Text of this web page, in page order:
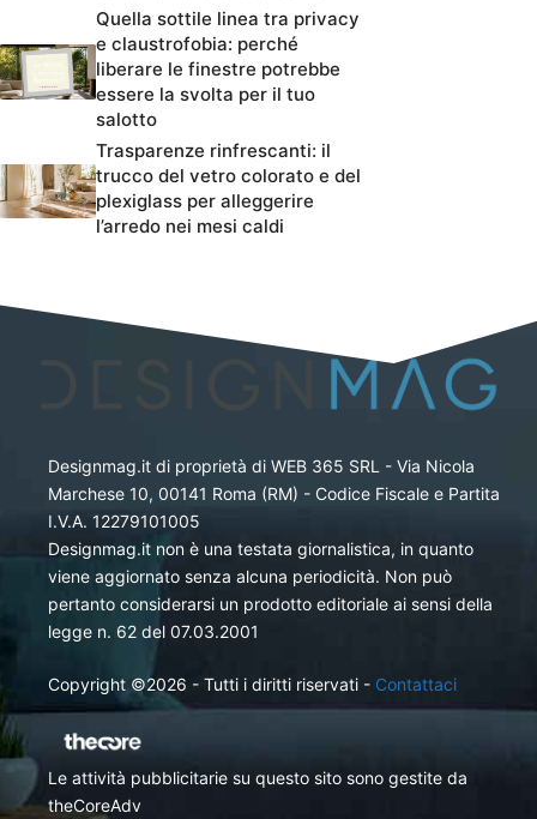
Quella sottile linea tra privacy
e claustrofobia: perché
liberare le finestre potrebbe
essere la svolta per il tuo
salotto
Trasparenze rinfrescanti: il
trucco del vetro colorato e del
plexiglass per alleggerire
l’arredo nei mesi caldi
Designmag.it di proprietà di WEB 365 SRL - Via Nicola
Marchese 10, 00141 Roma (RM) - Codice Fiscale e Partita
I.V.A. 12279101005
Designmag.it non è una testata giornalistica, in quanto
viene aggiornato senza alcuna periodicità. Non può
pertanto considerarsi un prodotto editoriale ai sensi della
legge n. 62 del 07.03.2001
Copyright ©2026 - Tutti i diritti riservati - Contattaci
Le attività pubblicitarie su questo sito sono gestite da
theCoreAdv